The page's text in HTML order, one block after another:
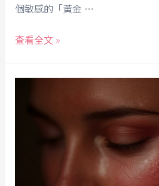
個敏感的「黃金 …
查看全文 »